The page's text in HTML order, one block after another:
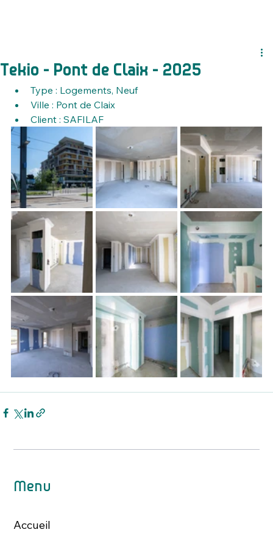
Tekio - Pont de Claix - 2025
Type : Logements, Neuf
Ville : Pont de Claix
Client : SAFILAF
Menu
Accueil